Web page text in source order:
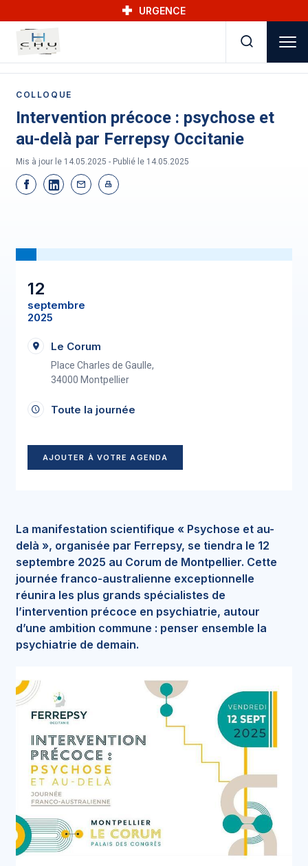
URGENCE
COLLOQUE
Intervention précoce : psychose et
au-delà par Ferrepsy Occitanie
Mis à jour le 14.05.2025 - Publié le 14.05.2025
12
septembre
2025
Le Corum
Place Charles de Gaulle,
34000 Montpellier
Toute la journée
AJOUTER À VOTRE AGENDA
La manifestation scientifique « Psychose et au-
delà », organisée par Ferrepsy, se tiendra le 12
septembre 2025 au Corum de Montpellier. Cette
journée franco-australienne exceptionnelle
réunira les plus grands spécialistes de
l’intervention précoce en psychiatrie, autour
d’une ambition commune : penser ensemble la
psychiatrie de demain.